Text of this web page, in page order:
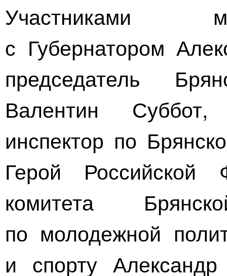
Участниками
с Губернатором
председатель
Валентин
инспектор по
Герой Российской
комитета
по молодежной
и спорту Александр